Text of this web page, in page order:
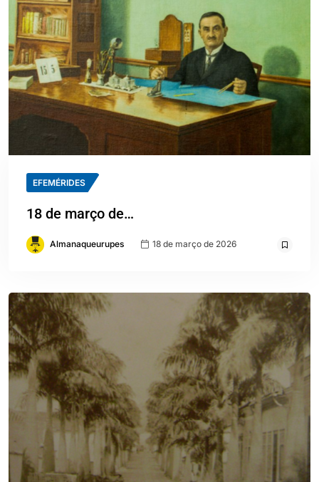
EFEMÉRIDES
18 de março de…
Almanaqueurupes 18 de março de 2026